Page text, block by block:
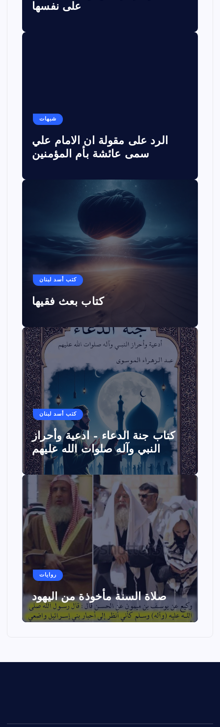
على نفسها
شبهات
الرد على مقولة ان الامام علي
سمى عائشة بأم المؤمنين
كتب أسد لبنان
كتاب بعث فقيها
كتب أسد لبنان
كتاب جنة الدعاء – ادعية وأحراز
النبي وآله صلوات الله عليهم
روايات
صلاة السنة مأخوذة من اليهود